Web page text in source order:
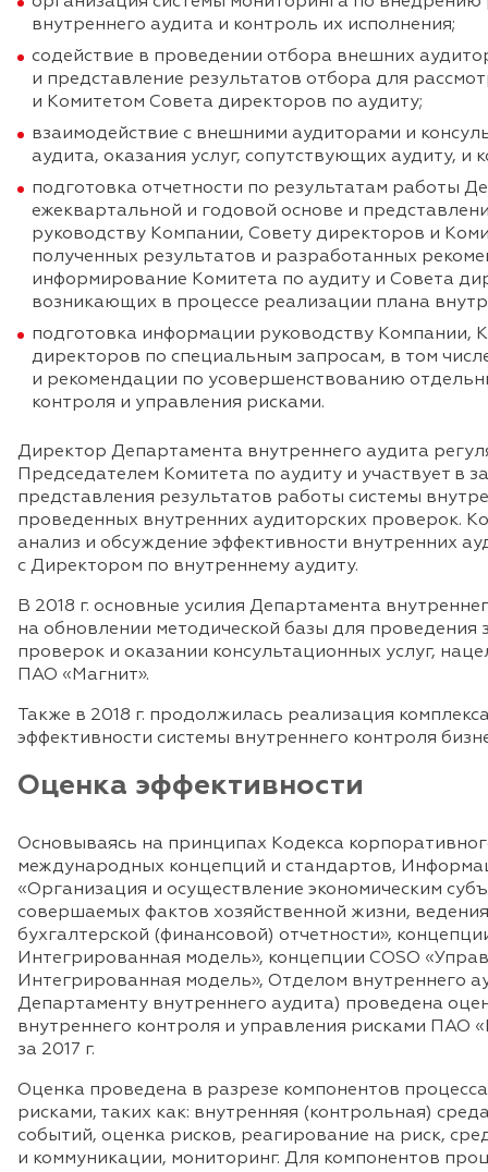
внутреннего аудита и контроль их исполнения;
содействие в проведении отбора внешних
и представление результатов отбора для
и Комитетом Совета директоров по аудиту;
взаимодействие с внешними аудиторами и
аудита, оказания услуг, сопутствующих аудиту, и
подготовка отчетности по результатам работы
ежеквартальной и годовой основе и
руководству Компании, Совету директоров и
полученных результатов и разработанных
информирование Комитета по аудиту и Совета
возникающих в процессе реализации плана
подготовка информации руководству Компании,
директоров по специальным запросам, в том
и рекомендации по усовершенствованию
контроля и управления рисками.
Директор Департамента внутреннего аудита
Председателем Комитета по аудиту и участвует в
представления результатов работы системы
проведенных внутренних аудиторских проверок.
анализ и обсуждение эффективности внутренних
с Директором по внутреннему аудиту.
В 2018 г. основные усилия Департамента
на обновлении методической базы для проведения
проверок и оказании консультационных услуг,
ПАО «Магнит».
Также в 2018 г. продолжилась реализация
эффективности системы внутреннего контроля
Оценка эффективности
Основываясь на принципах Кодекса
международных концепций и стандартов,
«Организация и осуществление экономическим
совершаемых фактов хозяйственной жизни,
бухгалтерской (финансовой) отчетности»,
Интегрированная модель», концепции COSO
Интегрированная модель», Отделом внутреннего
Департаменту внутреннего аудита) проведена
внутреннего контроля и управления рисками ПАО
за 2017 г.
Оценка проведена в разрезе компонентов
рисками, таких как: внутренняя (контрольная)
событий, оценка рисков, реагирование на риск,
и коммуникации, мониторинг. Для компонентов